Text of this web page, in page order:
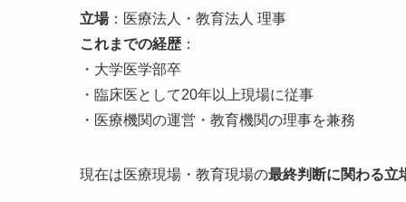
立場：医療法人・教育法人 理事
これまでの経歴 ：
・大学医学部卒
・臨床医として20年以上現場に従事
・医療機関の運営・教育機関の理事を兼務
現在は医療現場・教育現場の最終判断に関わる立